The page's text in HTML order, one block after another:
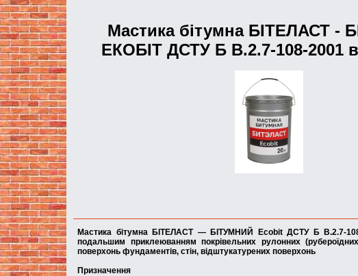
Мастика бітумна БІТЕЛАСТ -
EКОБIТ ДСТУ Б В.2.7-108-2001
Мастика бітумна БІТЕЛАСТ — БІТУМНИЙ Ecobit ДСТУ Б В.2.7-
подальшим приклеюванням покрівельних рулонних
поверхонь фундаментів, стін, відштукатурених поверхонь
Призначення